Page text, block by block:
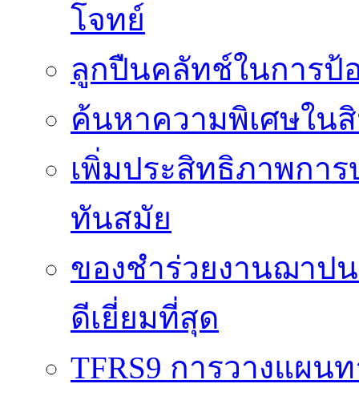
โจทย์
ลูกปืนคลัทช์ในการป้
ค้นหาความพิเศษใน
เพิ่มประสิทธิภาพกา
ทันสมัย
ของชำร่วยงานฌาป
ดีเยี่ยมที่สุด
TFRS9 การวางแผน